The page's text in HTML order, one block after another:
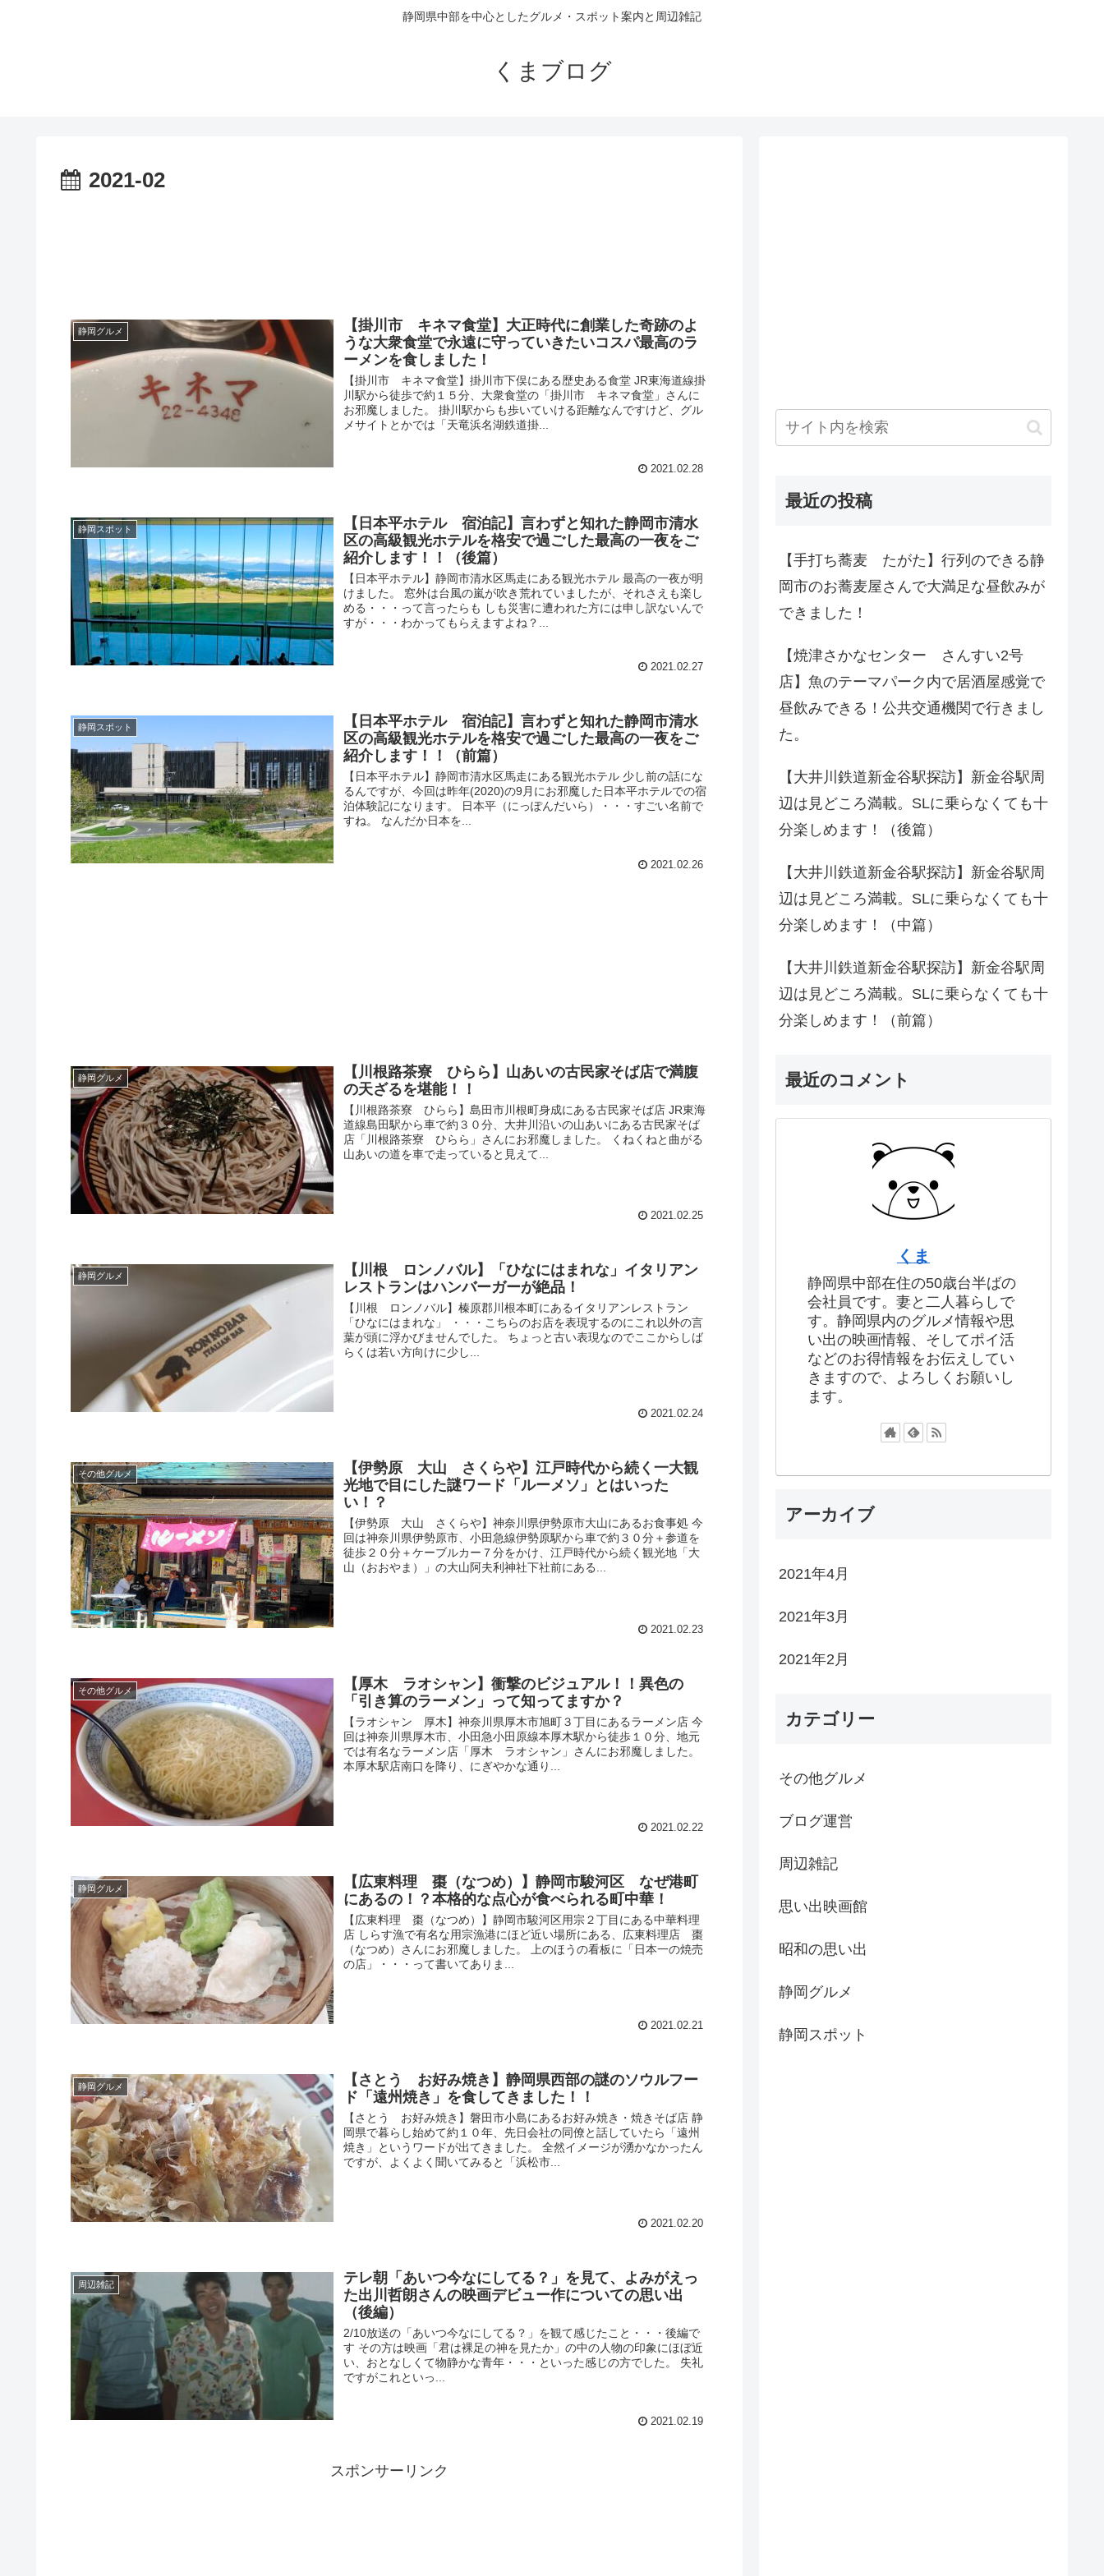
静岡県中部を中心としたグルメ・スポット案内と周辺雑記
くまブログ
2021-02
静岡グルメ
【掛川市 キネマ食堂】大正時代に創業した奇跡のよ
うな大衆食堂で永遠に守っていきたいコスパ最高のラ
ーメンを食しました！
【掛川市 キネマ食堂】掛川市下俣にある歴史ある食堂 JR東海道線掛
川駅から徒歩で約１５分、大衆食堂の「掛川市 キネマ食堂」さんに
お邪魔しました。 掛川駅からも歩いていける距離なんですけど、グル
メサイトとかでは「天竜浜名湖鉄道掛...
2021.02.28
静岡スポット
【日本平ホテル 宿泊記】言わずと知れた静岡市清水
区の高級観光ホテルを格安で過ごした最高の一夜をご
紹介します！！（後篇）
【日本平ホテル】静岡市清水区馬走にある観光ホテル 最高の一夜が明
けました。 窓外は台風の嵐が吹き荒れていましたが、それさえも楽し
める・・・って言ったらも しも災害に遭われた方には申し訳ないんで
すが・・・わかってもらえますよね？...
2021.02.27
静岡スポット
【日本平ホテル 宿泊記】言わずと知れた静岡市清水
区の高級観光ホテルを格安で過ごした最高の一夜をご
紹介します！！（前篇）
【日本平ホテル】静岡市清水区馬走にある観光ホテル 少し前の話にな
るんですが、今回は昨年(2020)の9月にお邪魔した日本平ホテルでの宿
泊体験記になります。 日本平（にっぽんだいら）・・・すごい名前で
すね。 なんだか日本を...
2021.02.26
静岡グルメ
【川根路茶寮 ひらら】山あいの古民家そば店で満腹
の天ざるを堪能！！
【川根路茶寮 ひらら】島田市川根町身成にある古民家そば店 JR東海
道線島田駅から車で約３０分、大井川沿いの山あいにある古民家そば
店「川根路茶寮 ひらら」さんにお邪魔しました。 くねくねと曲がる
山あいの道を車で走っていると見えて...
2021.02.25
静岡グルメ
【川根 ロンノバル】「ひなにはまれな」イタリアン
レストランはハンバーガーが絶品！
【川根 ロンノバル】榛原郡川根本町にあるイタリアンレストラン
「ひなにはまれな」 ・・・こちらのお店を表現するのにこれ以外の言
葉が頭に浮かびませんでした。 ちょっと古い表現なのでここからしば
らくは若い方向けに少し...
2021.02.24
その他グルメ
【伊勢原 大山 さくらや】江戸時代から続く一大観
光地で目にした謎ワード「ルーメソ」とはいった
い！？
【伊勢原 大山 さくらや】神奈川県伊勢原市大山にあるお食事処 今
回は神奈川県伊勢原市、小田急線伊勢原駅から車で約３０分＋参道を
徒歩２０分＋ケーブルカー７分をかけ、江戸時代から続く観光地「大
山（おおやま）」の大山阿夫利神社下社前にある...
2021.02.23
その他グルメ
【厚木 ラオシャン】衝撃のビジュアル！！異色の
「引き算のラーメン」って知ってますか？
【ラオシャン 厚木】神奈川県厚木市旭町３丁目にあるラーメン店 今
回は神奈川県厚木市、小田急小田原線本厚木駅から徒歩１０分、地元
では有名なラーメン店「厚木 ラオシャン」さんにお邪魔しました。
本厚木駅店南口を降り、にぎやかな通り...
2021.02.22
静岡グルメ
【広東料理 棗（なつめ）】静岡市駿河区 なぜ港町
にあるの！？本格的な点心が食べられる町中華！
【広東料理 棗（なつめ）】静岡市駿河区用宗２丁目にある中華料理
店 しらす漁で有名な用宗漁港にほど近い場所にある、広東料理店 棗
（なつめ）さんにお邪魔しました。 上のほうの看板に「日本一の焼売
の店」・・・って書いてありま...
2021.02.21
静岡グルメ
【さとう お好み焼き】静岡県西部の謎のソウルフー
ド「遠州焼き」を食してきました！！
【さとう お好み焼き】磐田市小島にあるお好み焼き・焼きそば店 静
岡県で暮らし始めて約１０年、先日会社の同僚と話していたら「遠州
焼き」というワードが出てきました。 全然イメージが湧かなかったん
ですが、よくよく聞いてみると「浜松市...
2021.02.20
周辺雑記
テレ朝「あいつ今なにしてる？」を見て、よみがえっ
た出川哲朗さんの映画デビュー作についての思い出
（後編）
2/10放送の「あいつ今なにしてる？」を観て感じたこと・・・後編で
す その方は映画「君は裸足の神を見たか」の中の人物の印象にほぼ近
い、おとなしくて物静かな青年・・・といった感じの方でした。 失礼
ですがこれといっ...
2021.02.19
スポンサーリンク
最近の投稿
【手打ち蕎麦 たがた】行列のできる静
岡市のお蕎麦屋さんで大満足な昼飲みが
できました！
【焼津さかなセンター さんすい2号
店】魚のテーマパーク内で居酒屋感覚で
昼飲みできる！公共交通機関で行きまし
た。
【大井川鉄道新金谷駅探訪】新金谷駅周
辺は見どころ満載。SLに乗らなくても十
分楽しめます！（後篇）
【大井川鉄道新金谷駅探訪】新金谷駅周
辺は見どころ満載。SLに乗らなくても十
分楽しめます！（中篇）
【大井川鉄道新金谷駅探訪】新金谷駅周
辺は見どころ満載。SLに乗らなくても十
分楽しめます！（前篇）
最近のコメント
くま
静岡県中部在住の50歳台半ばの
会社員です。妻と二人暮らしで
す。静岡県内のグルメ情報や思
い出の映画情報、そしてポイ活
などのお得情報をお伝えしてい
きますので、よろしくお願いし
ます。
アーカイブ
2021年4月
2021年3月
2021年2月
カテゴリー
その他グルメ
ブログ運営
周辺雑記
思い出映画館
昭和の思い出
静岡グルメ
静岡スポット